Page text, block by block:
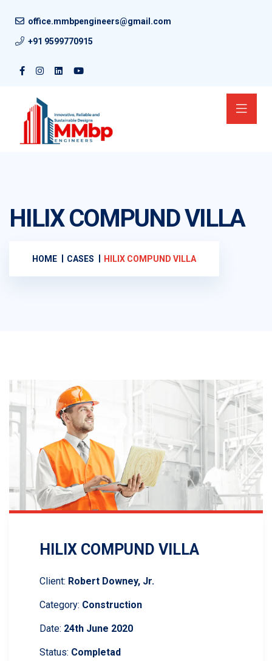
office.mmbpengineers@gmail.com
+91 9599770915
HILIX COMPUND VILLA
HOME CASES HILIX COMPUND VILLA
HILIX COMPUND VILLA
Client: Robert Downey, Jr.
Category: Construction
Date: 24th June 2020
Status: Completad